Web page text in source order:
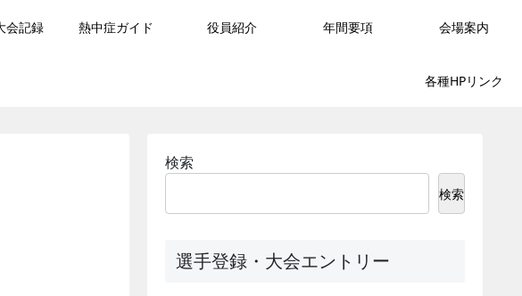
会記録 熱中症ガイド 役員紹介 年間要項 会場案内
各種HPリンク
検索
検索
選手登録・大会エントリー